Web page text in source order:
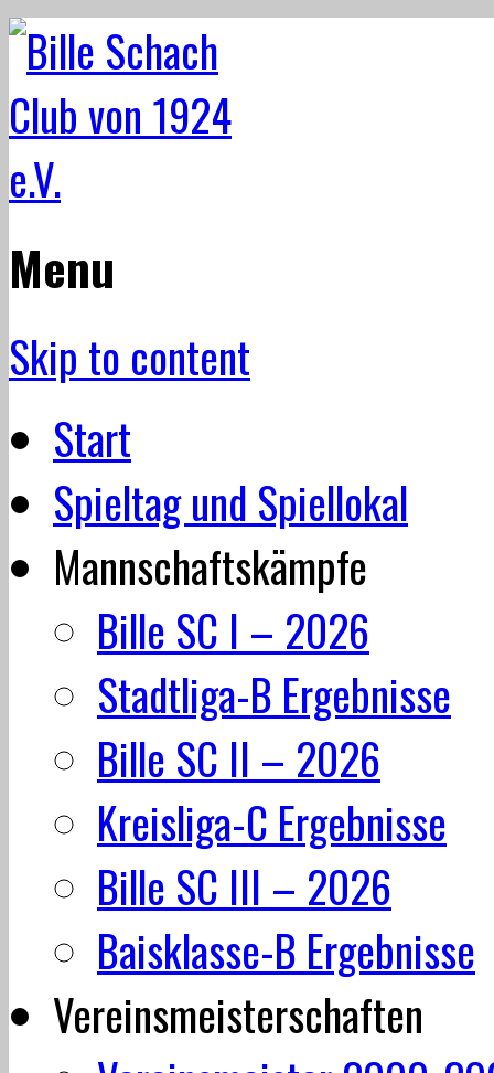
Menu
Skip to content
Start
Spieltag und Spiellokal
Mannschaftskämpfe
Bille SC I – 2026
Stadtliga-B Ergebnisse
Bille SC II – 2026
Kreisliga-C Ergebnisse
Bille SC III – 2026
Baisklasse-B Ergebnisse
Vereinsmeisterschaften